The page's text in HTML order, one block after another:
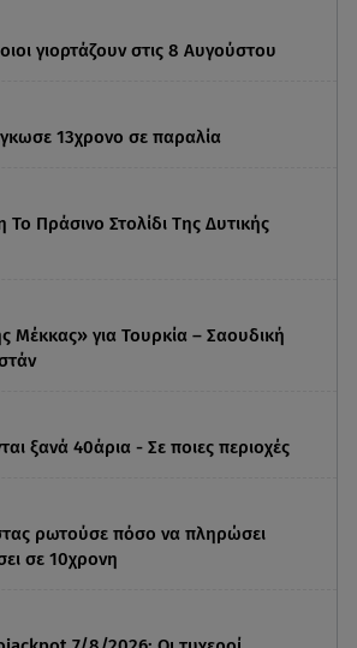
γιορτάζουν στις 8 Αυγούστου
13χρονο σε παραλία
Το Πράσινο Στολίδι Της Δυτικής
Μέκκας» για Τουρκία – Σαουδική
ξανά 40άρια - Σε ποιες περιοχές
ρωτούσε πόσο να πληρώσει
σε 10χρονη